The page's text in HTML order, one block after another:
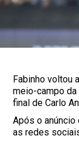
Fabinho voltou
meio-campo
final de Carlo
Após o
as redes